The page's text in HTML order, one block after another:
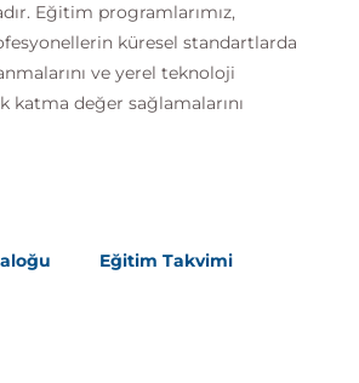
Eğitim programlarımız,
küresel standartlarda
ve yerel teknoloji
katma değer sağlamalarını
Eğitim Takvimi